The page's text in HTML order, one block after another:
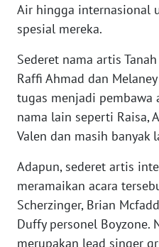
Air hingga internasional
spesial mereka.
Sederet nama artis
Raffi Ahmad dan
tugas menjadi pembawa
nama lain seperti Raisa,
Valen dan masih banyak
Adapun, sederet artis
meramaikan acara
Scherzinger, Brian
Duffy personel Boyzone.
merupakan lead singer
NTT
KEPRI
WN
PAPUA
PAPUA
WN
RIAU